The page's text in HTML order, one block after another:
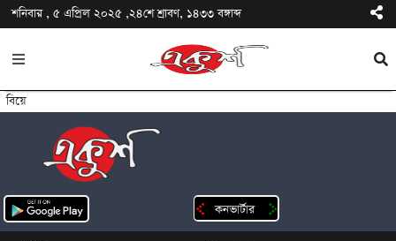
শনিবার , ৫ এপ্রিল ২০২৫ ,২৪শে শ্রাবণ, ১৪৩৩ বঙ্গাব্দ
বিয়ে